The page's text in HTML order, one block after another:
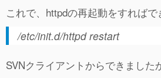
これで、httpdの再起動をすればで
/etc/init.d/httpd restart
SVNクライアントからできました